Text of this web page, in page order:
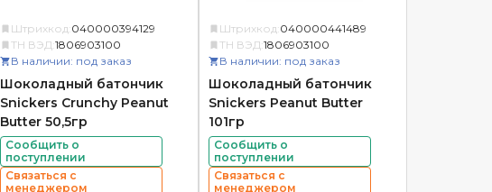
Штрихкод: 040000394129
ТН ВЭД: 1806903100
В наличии: под заказ
Шоколадный батончик
Snickers Crunchy Peanut
Butter 50,5гр
Сообщить о
поступлении
Связаться с
менеджером
Штрихкод: 040000441489
ТН ВЭД: 1806903100
В наличии: под заказ
Шоколадный батончик
Snickers Peanut Butter
101гр
Сообщить о
поступлении
Связаться с
менеджером